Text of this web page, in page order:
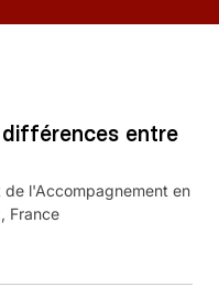
entre
l'Accompagnement en
France